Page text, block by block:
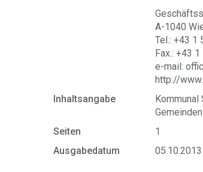
A-1040
Tel.: +43 1
Fax.: +43
e-mail:
http://
Inhaltsangabe
Kommunal
Seiten
1
Ausgabedatum
05.10.2013